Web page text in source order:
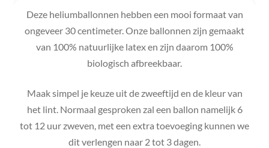
Deze heliumballonnen hebben een mooi formaat van
ongeveer 30 centimeter. Onze ballonnen zijn gemaakt
van 100% natuurlijke latex en zijn daarom 100%
biologisch afbreekbaar.
Maak simpel je keuze uit de zweeftijd en de kleur van
het lint. Normaal gesproken zal een ballon namelijk 6
tot 12 uur zweven, met een extra toevoeging kunnen we
dit verlengen naar 2 tot 3 dagen.